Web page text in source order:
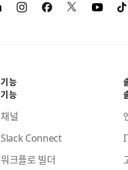
기능
기능
채널
Slack Connect
워크플로 빌더